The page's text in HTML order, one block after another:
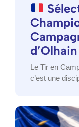
d’Olhain
Le Tir en
c’est une